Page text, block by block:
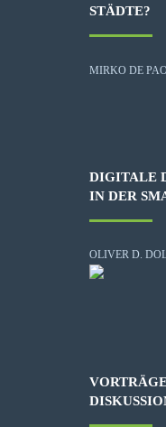
STÄDTE?
MIRKO DE
DIGITALE
IN DER
OLIVER D.